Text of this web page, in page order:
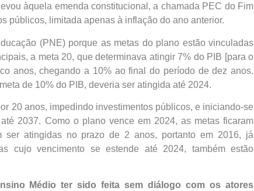
àquela emenda constitucional, a chamada PEC do Fim
públicos, limitada apenas à inflação do ano anterior.
(PNE) porque as metas do plano estão vinculadas
a meta 20, que determinava atingir 7% do PIB [para o
anos, chegando a 10% ao final do período de dez anos.
de 10% do PIB, deveria ser atingida até 2024.
20 anos, impedindo investimentos públicos, e iniciando-se
2037. Como o plano vence em 2024, as metas ficaram
ser atingidas no prazo de 2 anos, portanto em 2016, já
cujo vencimento se estende até 2024, também estão
Médio ter sido feita sem diálogo com os atores